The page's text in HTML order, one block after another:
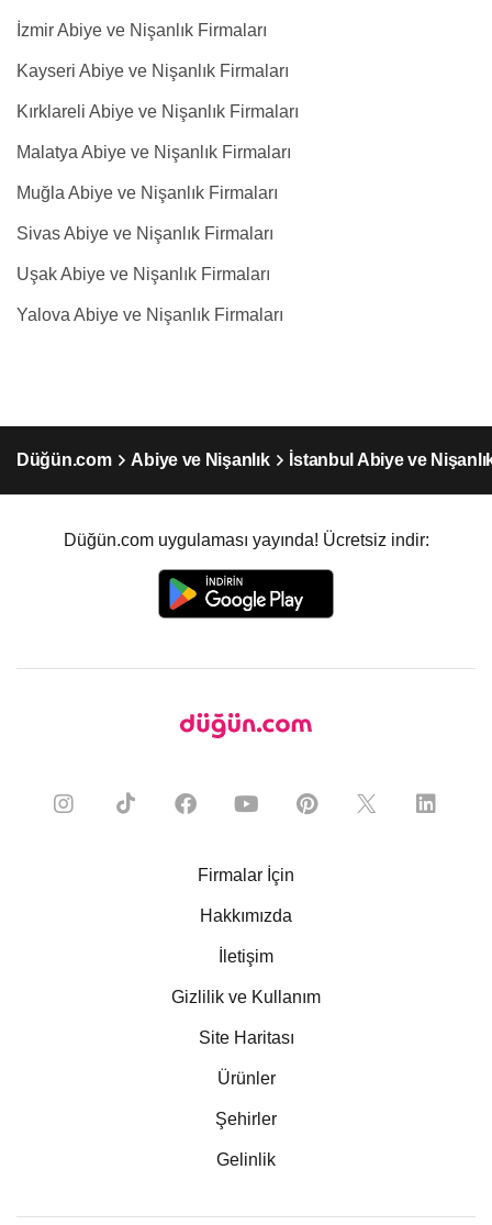
İzmir Abiye ve Nişanlık Firmaları
Kayseri Abiye ve Nişanlık Firmaları
Kırklareli Abiye ve Nişanlık Firmaları
Malatya Abiye ve Nişanlık Firmaları
Muğla Abiye ve Nişanlık Firmaları
Sivas Abiye ve Nişanlık Firmaları
Uşak Abiye ve Nişanlık Firmaları
Yalova Abiye ve Nişanlık Firmaları
Düğün.com Abiye ve Nişanlık İstanbul Abiye ve
Düğün.com uygulaması yayında! Ücretsiz indir:
Firmalar İçin
Hakkımızda
İletişim
Gizlilik ve Kullanım
Site Haritası
Ürünler
Şehirler
Gelinlik